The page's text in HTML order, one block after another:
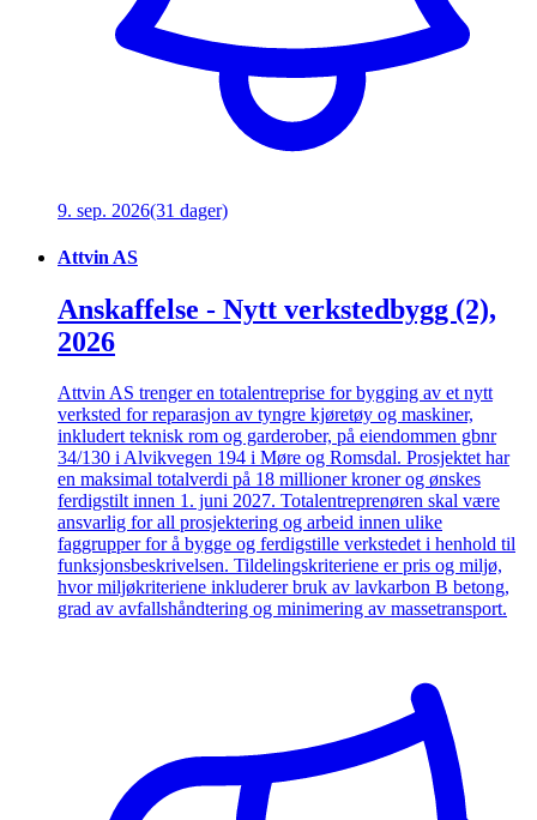
9. sep. 2026(31 dager)
Attvin AS
Anskaffelse - Nytt verkstedbygg (2),
2026
Attvin AS trenger en totalentreprise for bygging av et nytt
verksted for reparasjon av tyngre kjøretøy og maskiner,
inkludert teknisk rom og garderober, på eiendommen gbnr
34/130 i Alvikvegen 194 i Møre og Romsdal. Prosjektet har
en maksimal totalverdi på 18 millioner kroner og ønskes
ferdigstilt innen 1. juni 2027. Totalentreprenøren skal være
ansvarlig for all prosjektering og arbeid innen ulike
faggrupper for å bygge og ferdigstille verkstedet i henhold til
funksjonsbeskrivelsen. Tildelingskriteriene er pris og miljø,
hvor miljøkriteriene inkluderer bruk av lavkarbon B betong,
grad av avfallshåndtering og minimering av massetransport.